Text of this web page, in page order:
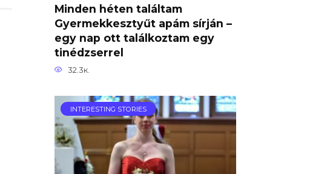
Minden héten találtam
Gyermekkesztyűt apám sírján –
egy nap ott találkoztam egy
tinédzserrel
32.3к.
INTERESTING STORIES